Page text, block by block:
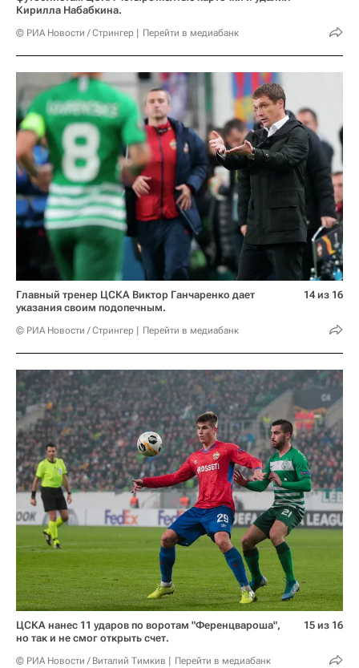
Кирилла Набабкина.
© РИА Новости / Стрингер Перейти в медиабанк
Главный тренер ЦСКА Виктор Ганчаренко дает
указания своим подопечным.
© РИА Новости / Стрингер Перейти в медиабанк
14 из 16
ЦСКА нанес 11 ударов по воротам "Ференцвароша",
но так и не смог открыть счет.
© РИА Новости / Виталий Тимкив Перейти в медиабанк
15 из 16